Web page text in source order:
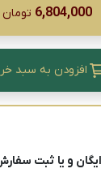
6,804,000 تومان
افزودن به سبد
و یا ثبت